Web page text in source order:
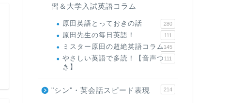
習＆大学入試英語コラム
原田英語とっておきの話 280
原田先生の毎日英語！ 111
ミスター原田の超絶英語コラム145
やさしい英語で多読！【音声つ
き】
111
"シン"・英会話スピード表現 214